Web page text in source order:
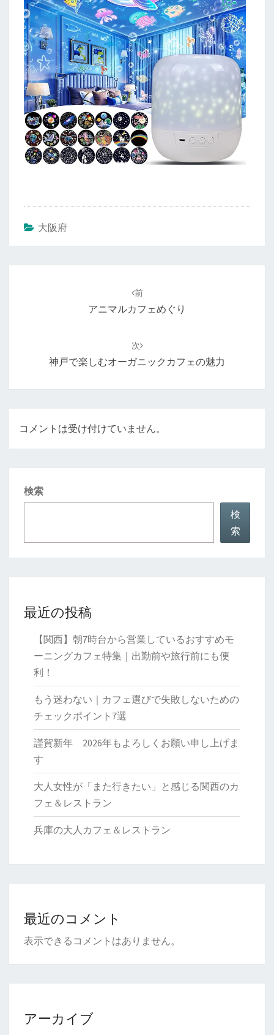
大阪府
前
アニマルカフェめぐり
次
神戸で楽しむオーガニックカフェの魅力
コメントは受け付けていません。
検索
検
索
最近の投稿
【関西】朝7時台から営業しているおすすめモ
ーニングカフェ特集｜出勤前や旅行前にも便
利！
もう迷わない｜カフェ選びで失敗しないための
チェックポイント7選
謹賀新年 2026年もよろしくお願い申し上げま
す
大人女性が「また行きたい」と感じる関西のカ
フェ＆レストラン
兵庫の大人カフェ＆レストラン
最近のコメント
表示できるコメントはありません。
アーカイブ